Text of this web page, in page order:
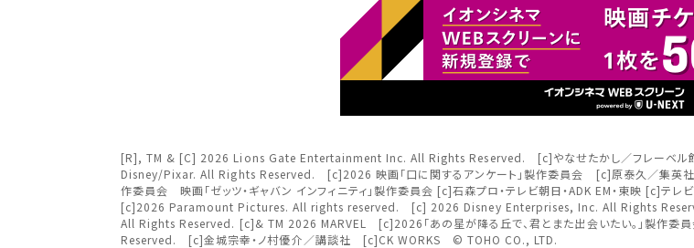
その他の劇場を選ぶ
無料のワタシアターライト会員もあります。
予約を確認・変更
チケットの予約状況の確認及び予約を変更したい場合は、
近畿
中国・四国
関東
中部
[R], TM & [C] 2026 Lions Gate Entertainment Inc. All Rights Reserved. [c]やなせたかし／フレーベル館
Disney/Pixar. All Rights Reserved. [c]2026 映画「口に関するアンケート」製作委員会 [c]原泰久／集英
作委員会 映画「ゼッツ・ギャバン インフィニティ」製作委員会 [c]石森プロ・テレビ朝日・ADK EM・東映 [c]テ
[c]2026 Paramount Pictures. All rights reserved. [c] 2026 Disney Enterprises, Inc. All Rights
All Rights Reserved. [c]& TM 2026 MARVEL [c]2026「あの星が降る丘で、君とまた出会いたい。」
Reserved. [c]金城宗幸・ノ村優介／講談社 [c]CK WORKS © TOHO CO., LTD.
劇場を変更しますか
劇場を変更すると、STEP2以降で選択いただい
変更しないで続ける
変更する
閉じる
上映日を変更します
上映日を変更すると、STEP3以降で選択いただ
変更しないで続ける
変更する
閉じる
みたい機能のご利用にはワタシアター会員へ
ワタシアター会員へのログイン・ご登
閉じる